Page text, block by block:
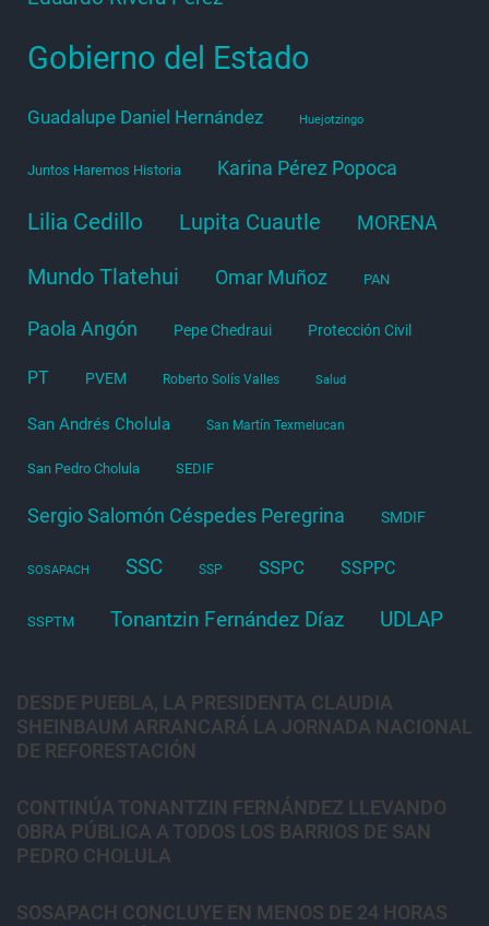
Gobierno del Estado
Guadalupe Daniel Hernández Huejotzingo
Juntos Haremos Historia Karina Pérez Popoca
Lilia Cedillo Lupita Cuautle MORENA
Mundo Tlatehui Omar Muñoz PAN
Paola Angón Pepe Chedraui Protección Civil
PT PVEM Roberto Solís Valles Salud
San Andrés Cholula San Martín Texmelucan
San Pedro Cholula SEDIF
Sergio Salomón Céspedes Peregrina SMDIF
SOSAPACH SSC SSP SSPC SSPPC
SSPTM Tonantzin Fernández Díaz UDLAP
DESDE PUEBLA, LA PRESIDENTA CLAUDIA
SHEINBAUM ARRANCARÁ LA JORNADA NACIONAL
DE REFORESTACIÓN
CONTINÚA TONANTZIN FERNÁNDEZ LLEVANDO
OBRA PÚBLICA A TODOS LOS BARRIOS DE SAN
PEDRO CHOLULA
SOSAPACH CONCLUYE EN MENOS DE 24 HORAS